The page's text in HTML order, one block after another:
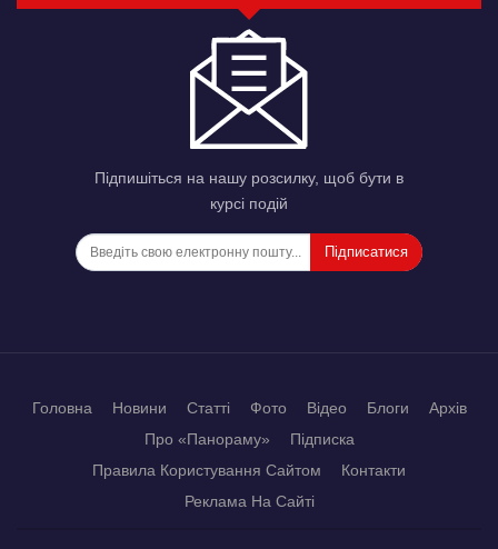
Підпишіться на нашу розсилку, щоб бути в
курсі подій
Підписатися
Головна Новини Статті Фото Відео Блоги
Архів
Про «Панораму»
Підписка
Правила Користування Сайтом
Контакти
Реклама На Сайті